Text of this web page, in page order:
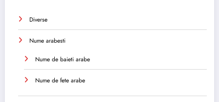
Diverse
Nume arabesti
Nume de baieti arabe
Nume de fete arabe